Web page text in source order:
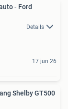
- Ford
Details
17 jun 26
Shelby GT500